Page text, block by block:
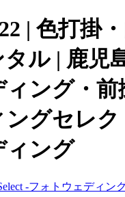
| 色打掛
ル | 鹿児
ィング・
ングセレク
ィング